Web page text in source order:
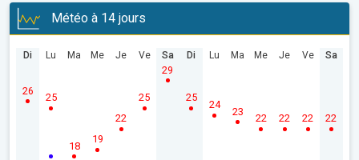
Météo à 14 jours
Di
26
Lu
25
Ma
18
Me
19
Je
22
Ve
25
Sa
29
Di
25
Lu
24
Ma
23
Me
22
Je
22
Ve
22
Sa
22